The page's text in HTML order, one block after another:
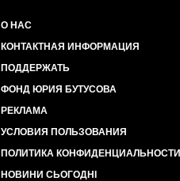
О НАС
КОНТАКТНАЯ ИНФОРМАЦИЯ
ПОДДЕРЖАТЬ
ФОНД ЮРИЯ БУТУСОВА
РЕКЛАМА
УСЛОВИЯ ПОЛЬЗОВАНИЯ
ПОЛИТИКА КОНФИДЕНЦИАЛЬНОСТИ
НОВИНИ СЬОГОДНІ